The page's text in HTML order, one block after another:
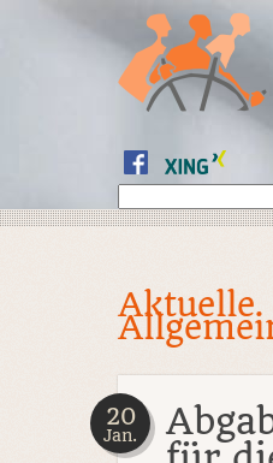
Aktuelle
20
Jan.